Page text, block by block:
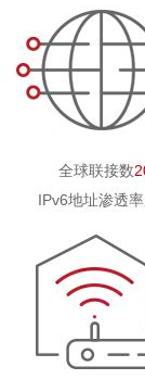
全球联接数
IPv6地址渗透